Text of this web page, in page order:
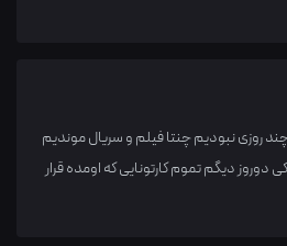
روزی نبودیم چنتا فیلم و سریال موندیم
دوروز دیگم تموم کارتونایی که اومده قرار